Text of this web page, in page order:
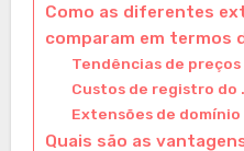
Como as diferentes
comparam em termos
Tendências de preços
Custos de registro do
Extensões de domínio
Quais são as